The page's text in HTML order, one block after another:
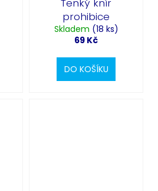
Tenký knír
prohibice
Skladem (18 ks)
69 Kč
DO KOŠÍKU